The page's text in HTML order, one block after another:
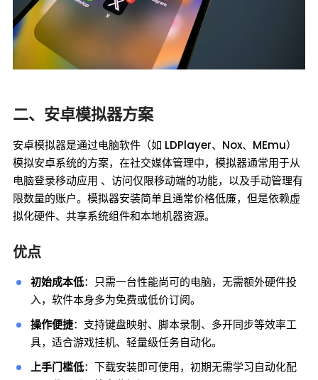
二、安卓模拟器方案
安卓模拟器是通过电脑软件（如 LDPlayer、Nox、MEmu）
模拟安卓系统的方案，在社交媒体管理中，模拟器通常用于从
电脑登录移动应用 、访问仅限移动端的功能，以及手动管理有
限数量的账户。模拟器安装简单且通常价格低廉，但是依赖虚
拟化硬件、共享系统组件和本地机器资源。
优点
初始成本低：只需一台性能尚可的电脑，无需额外硬件投
入，软件本身多为免费或低价订阅。
操作便捷：支持键盘映射、脚本录制、多开同步等效率工
具，适合游戏挂机、轻量级任务自动化。
上手门槛低：下载安装即可使用，初期无需学习自动化配